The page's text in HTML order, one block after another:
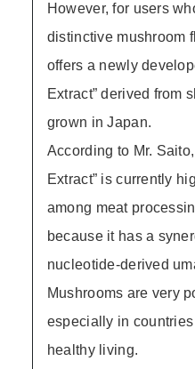
However, for users
distinctive mushroom
offers a newly
Extract” derived from
grown in Japan.
According to Mr.
Extract” is currently
among meat
because it has a
nucleotide-derived
Mushrooms are very
especially in
healthy living.